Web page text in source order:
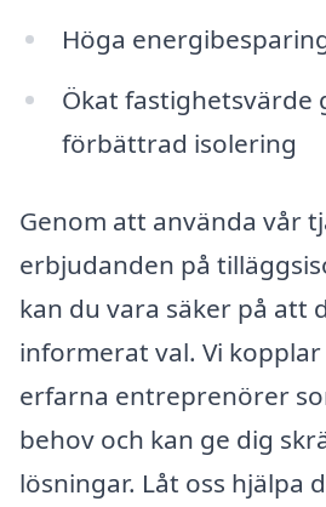
Höga
Ökat fastighetsvärde
förbättrad isolering
Genom att använda vår
erbjudanden på
kan du vara säker på att
informerat val. Vi
erfarna entreprenörer
behov och kan ge dig
lösningar. Låt oss hjälpa